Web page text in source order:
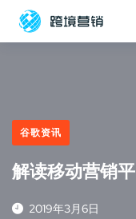
谷歌资讯
解读移动营销
2019年3月6日